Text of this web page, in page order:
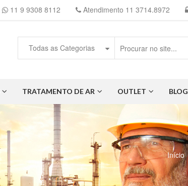
11 9 9308 8112 Atendimento 11 3714.8972
Todas as Categorias
TRATAMENTO DE AR OUTLET BLOG
Início